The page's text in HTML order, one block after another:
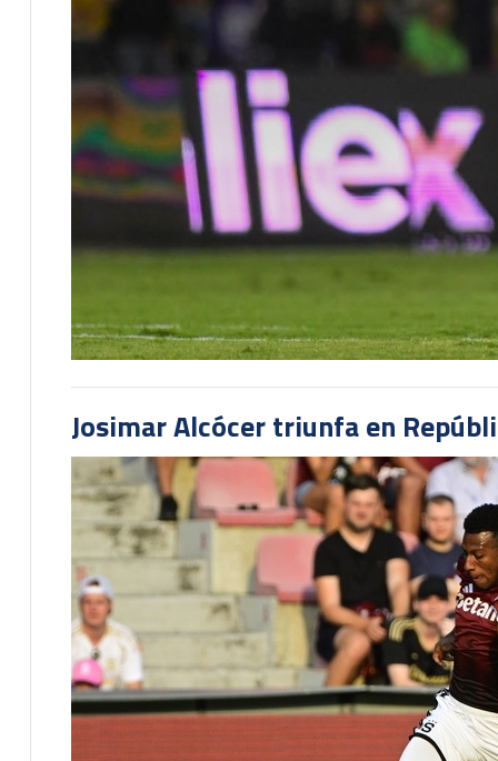
Josimar Alcócer triunfa en